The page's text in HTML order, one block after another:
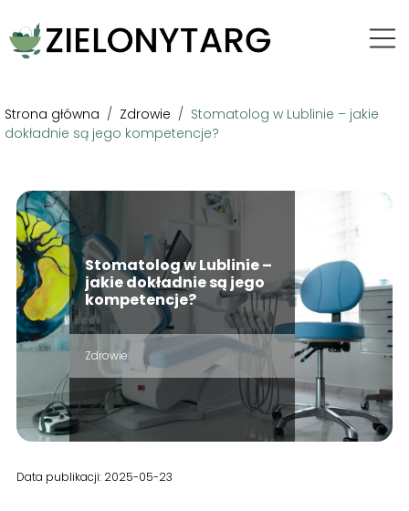
Strona główna / Zdrowie / Stomatolog w Lublinie – jakie
dokładnie są jego kompetencje?
Stomatolog w Lublinie –
jakie dokładnie są jego
kompetencje?
Zdrowie
Data publikacji: 2025-05-23